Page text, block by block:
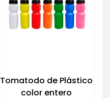
Tomatodo de Plástico
color entero